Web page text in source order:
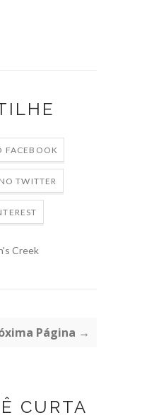
FACEBOOK
TWITTER
Creek
Página →
CURTA